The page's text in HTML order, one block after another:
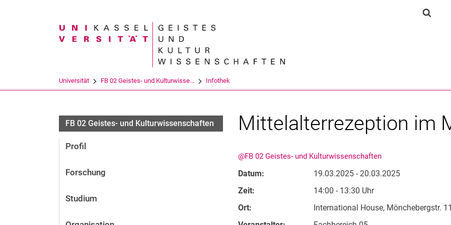
Springe direkt zu: Inhalt
Springe direkt zu: Suche
Springe direkt zu:
Suchbegriff
Universität FB 02 Geistes- und Kulturwisse... Infothek
FB 02 Geistes- und Kulturwissenschaften
Profil
Forschung
Studium
Mittelalterrezeption im
@FB 02 Geistes- und Kulturwissenschaften
Datum:
19.03.2025 - 20.03.2025
Zeit:
14:00 - 13:30 Uhr
Ort:
International House, Mönchebergstr.